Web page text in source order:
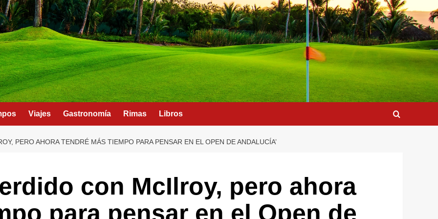
Viajes Gastronomía Rimas Libros
PERO AHORA TENDRÉ MÁS TIEMPO PARA PENSAR EN EL OPEN DE ANDALUCÍA’
con McIlroy, pero ahora
para pensar en el Open de